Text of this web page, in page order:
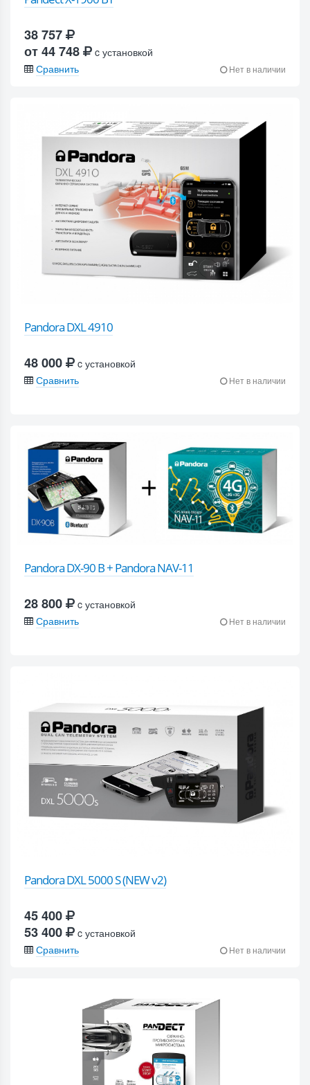
38 757
от 44 748
c установкой
Сравнить
Нет в наличии
Pandora DXL 4910
48 000
c установкой
Сравнить
Нет в наличии
Pandora DX-90 B + Pandora NAV-11
28 800
c установкой
Сравнить
Нет в наличии
Pandora DXL 5000 S (NEW v2)
45 400
53 400
c установкой
Сравнить
Нет в наличии